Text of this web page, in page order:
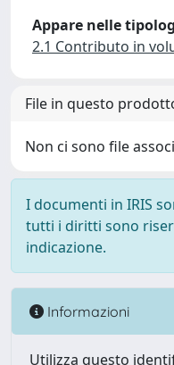
Appare nelle
2.1 Contributo in
File in questo
Non ci sono file
I documenti in IRIS
tutti i diritti sono
indicazione.
Informazioni
Utilizza questo